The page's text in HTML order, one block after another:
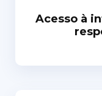
Acesso à